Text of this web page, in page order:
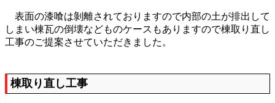
表面の漆喰は剝離されておりますので内部の土が排出して
しまい棟瓦の倒壊などものケースもありますので棟取り直し
工事のご提案させていただきました。
棟取り直し工事